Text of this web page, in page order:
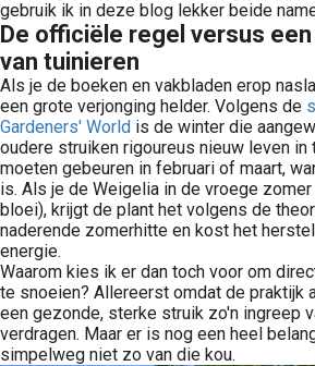
gebruik ik in deze blog lekker beide
De officiële regel versus
van tuinieren
Als je de boeken en vakbladen erop
een grote verjonging helder. Volgens de
Gardeners' World is de winter die
oudere struiken rigoureus nieuw leven in
moeten gebeuren in februari of maart,
is. Als je de Weigelia in de vroege
bloei), krijgt de plant het volgens de
naderende zomerhitte en kost het
energie.
Waarom kies ik er dan toch voor om
te snoeien? Allereerst omdat de praktijk
een gezonde, sterke struik zo'n ingreep
verdragen. Maar er is nog een heel
simpelweg niet zo van die kou.